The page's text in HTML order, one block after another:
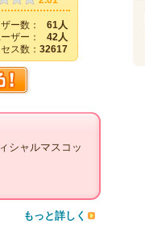
ー数：
61人
ザー：
42人
ス数： 32617
シャルマスコッ
もっと詳しく